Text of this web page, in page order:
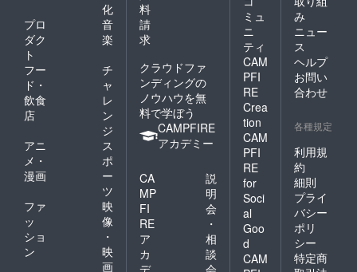
化
プロ
ダク
ト
音
楽
フー
ド・
飲食
店
チ
ャ
レ
ン
ジ
アニ
メ・
漫画
ス
ポ
ー
ツ
ファ
ッ
ショ
ン
映
像
・
映
画
料
請
求
クラウドファ
ンディングの
ノウハウを無
料で学ぼう
CAMPFIRE
アカデミー
CA
MP
FI
RE
ア
カ
説
明
会
・
相
談
ミュ
ニ
ティ
CAM
PFI
RE
Crea
tion
CAM
PFI
RE
for
Soci
al
Goo
d
CAM
み
ニュー
ス
ヘルプ
お問い
合わせ
各種規定
利用規
約
細則
プライ
バシー
ポリ
シー
特定商